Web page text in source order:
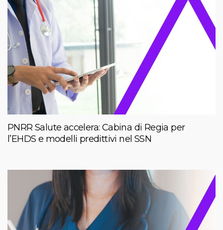
PNRR Salute accelera: Cabina di Regia per
l’EHDS e modelli predittivi nel SSN